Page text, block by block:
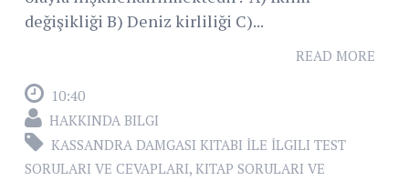
değişikliği B) Deniz kirliliği C)...
READ MORE
10:40
HAKKINDA BILGI
KASSANDRA DAMGASI KITABI İLE İLGILI TEST
SORULARI VE CEVAPLARI, KITAP SORULARI VE